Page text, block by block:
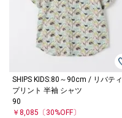
SHIPS KIDS:80～90cm / リバティ
プリント 半袖 シャツ
90
￥8,085 〔30%OFF〕